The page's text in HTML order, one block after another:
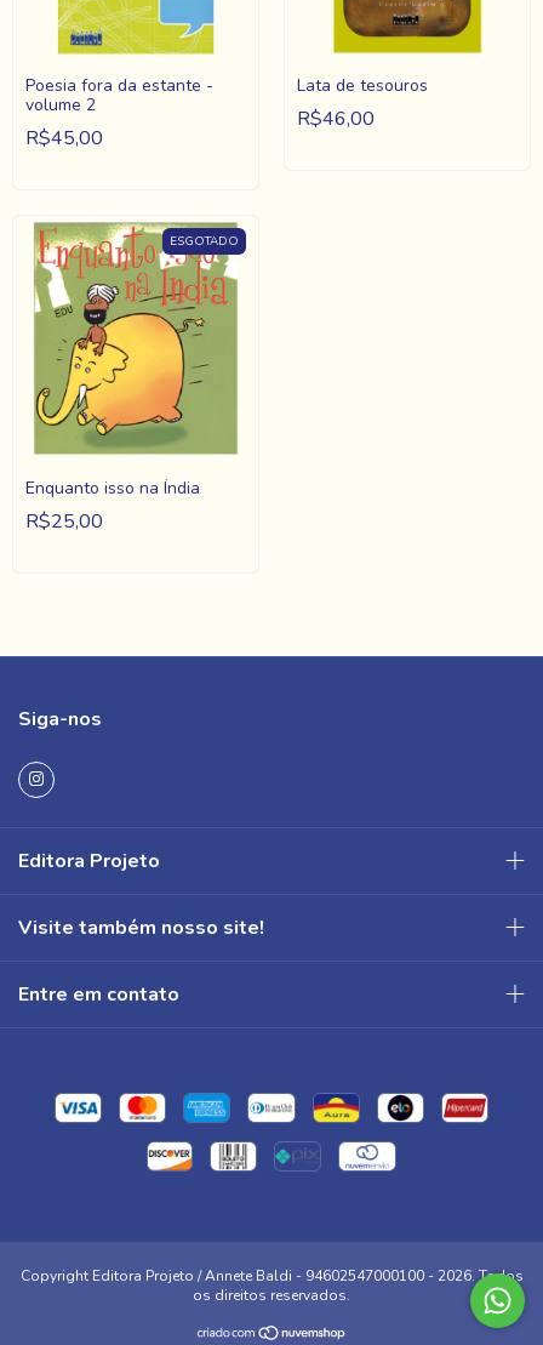
Poesia fora da estante -
volume 2
R$45,00
Lata de tesouros
R$46,00
ESGOTADO
Enquanto isso na Índia
R$25,00
Siga-nos
Editora Projeto
Visite também nosso site!
Entre em contato
Copyright Editora Projeto / Annete Baldi - 94602547000100 - 2026. Todos
os direitos reservados.